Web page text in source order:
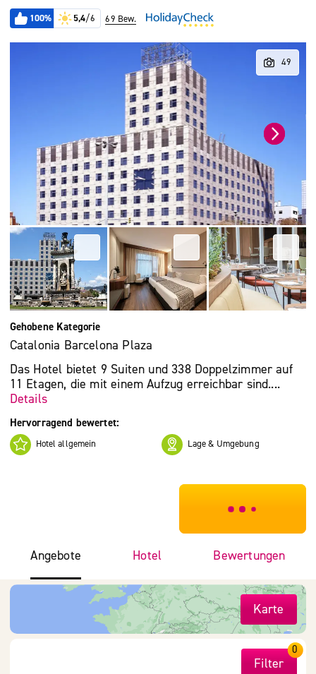
100% 5,4/6 69 Bew.
Gehobene Kategorie
Catalonia Barcelona Plaza
Das Hotel bietet 9 Suiten und 338 Doppelzimmer auf
11 Etagen, die mit einem Aufzug erreichbar sind....
Details
Hervorragend bewertet:
Hotel allgemein Lage & Umgebung
***************
Angebote Hotel Bewertungen
Karte
Filter
0